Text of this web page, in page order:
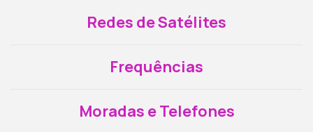
Redes de Satélites
Frequências
Moradas e Telefones